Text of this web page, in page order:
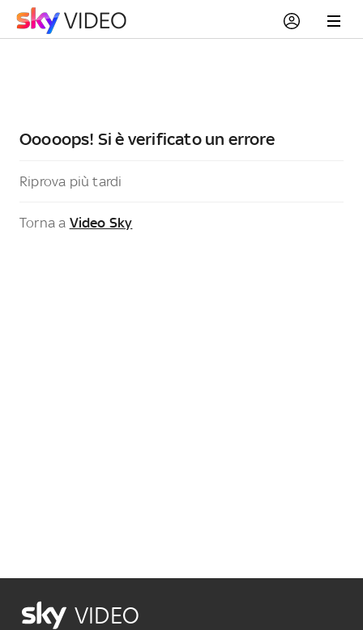
Ooooops! Si è verificato un errore
Riprova più tardi
Torna a Video Sky
VIDEO